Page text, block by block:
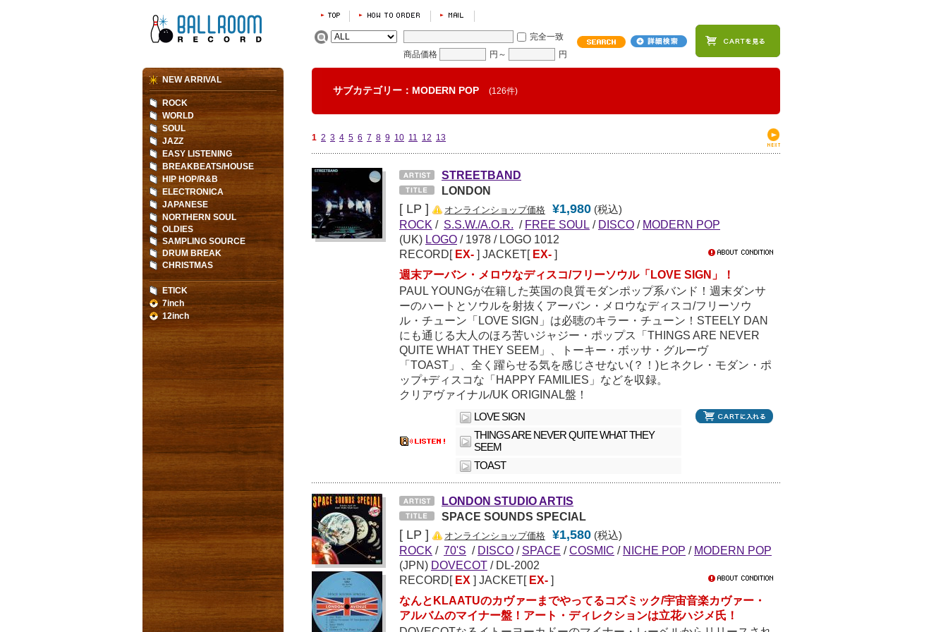
完全一致
商品価格
円～ 円
サブカテゴリー：MODERN POP (126件)
1 2 3 4 5 6 7 8 9 10 11 12 13
STREETBAND
LONDON
[ LP ] オンラインショップ価格 ¥1,980 (税込)
ROCK / S.S.W./A.O.R. / FREE SOUL / DISCO / MODERN POP
(UK) LOGO /1978 / LOGO 1012
RECORD[ EX- ] JACKET[ EX- ]
週末アーバン・メロウなディスコ/フリーソウル「LOVE SIGN」！
PAUL YOUNGが在籍した英国の良質モダンポップ系バンド！週末ダンサ
ーのハートとソウルを射抜くアーバン・メロウなディスコ/フリーソウ
ル・チューン「LOVE SIGN」は必聴のキラー・チューン！STEELY DAN
にも通じる大人のほろ苦いジャジー・ポップス「THINGS ARE NEVER
QUITE WHAT THEY SEEM」、トーキー・ボッサ・グルーヴ
「TOAST」、全く躍らせる気を感じさせない(？！)ヒネクレ・モダン・ポ
ップ+ディスコな「HAPPY FAMILIES」などを収録。
クリアヴァイナル/UK ORIGINAL盤！
LOVE SIGN
THINGS ARE NEVER QUITE WHAT THEY
SEEM
TOAST
LONDON STUDIO ARTIS
SPACE SOUNDS SPECIAL
[ LP ] オンラインショップ価格 ¥1,580 (税込)
ROCK / 70'S / DISCO / SPACE / COSMIC / NICHE POP / MODERN POP
(JPN) DOVECOT / DL-2002
RECORD[ EX ] JACKET[ EX- ]
なんとKLAATUのカヴァーまでやってるコズミック/宇宙音楽カヴァー・
アルバムのマイナー盤！アート・ディレクションは立花ハジメ氏！
NEW ARRIVAL
ROCK
WORLD
SOUL
JAZZ
EASY LISTENING
BREAKBEATS/HOUSE
HIP HOP/R&B
ELECTRONICA
JAPANESE
NORTHERN SOUL
OLDIES
SAMPLING SOURCE
DRUM BREAK
CHRISTMAS
ETICK
7inch
12inch